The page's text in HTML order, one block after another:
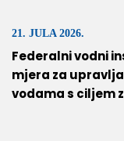
21. JULA 2026.
Federalni vodni
mjera za
vodama s ciljem